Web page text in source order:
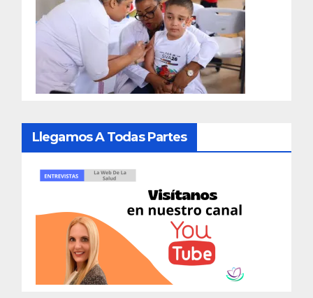
Llegamos A Todas Partes